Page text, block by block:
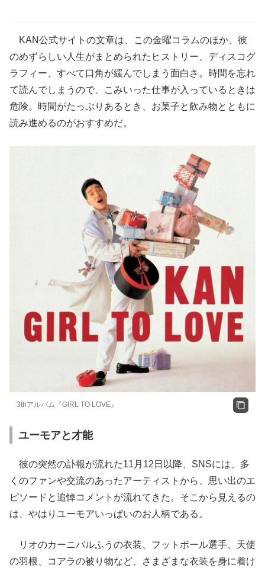
KAN公式サイトの文章は、この金曜コラムのほか、彼
のめずらしい人生がまとめられたヒストリー、ディスコグ
ラフィー、すべて口角が緩んでしまう面白さ。時間を忘れ
て読んでしまうので、こみいった仕事が入っているときは
危険。時間がたっぷりあるとき、お菓子と飲み物とともに
読み進めるのがおすすめだ。
3thアルバム『GIRL TO LOVE』
ユーモアと才能
彼の突然の訃報が流れた11月12日以降、SNSには、多
くのファンや交流のあったアーティストから、思い出のエ
ピソードと追悼コメントが流れてきた。そこから見えるの
は、やはりユーモアいっぱいのお人柄である。
リオのカーニバルふうの衣装、フットボール選手、天使
の羽根、コアラの被り物など、さまざまな衣装を身に着け